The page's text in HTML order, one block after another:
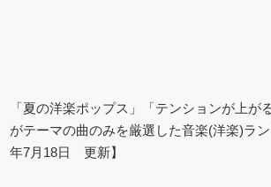
「夏の洋楽ポップス」「テンションが上が
がテーマの曲のみを厳選した音楽(洋楽)ラ
年7月18日 更新】